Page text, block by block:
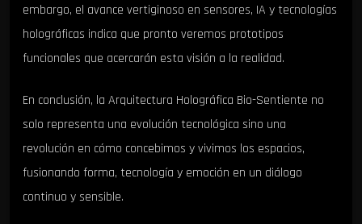
embargo, el avance vertiginoso en sensores, IA y tecnologías
holográficas indica que pronto veremos prototipos
funcionales que acercarán esta visión a la realidad.
En conclusión, la Arquitectura Holográfica Bio-Sentiente no
solo representa una evolución tecnológica sino una
revolución en cómo concebimos y vivimos los espacios,
fusionando forma, tecnología y emoción en un diálogo
continuo y sensible.